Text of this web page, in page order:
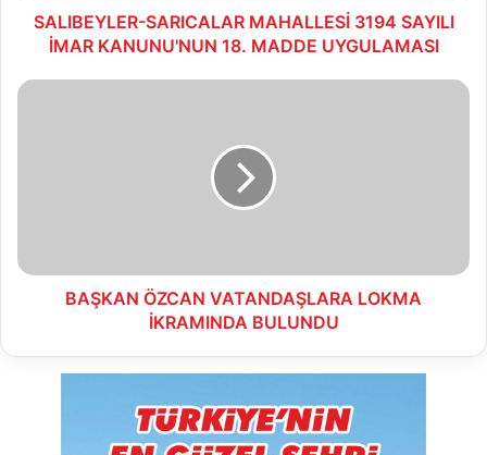
UYGULAMASI
SALIBEYLER-SARICALAR MAHALLESİ 3194 SAYILI
İMAR KANUNU'NUN 18. MADDE UYGULAMASI
BAŞKAN
BAŞKAN ÖZCAN VATANDAŞLARA LOKMA
İKRAMINDA BULUNDU